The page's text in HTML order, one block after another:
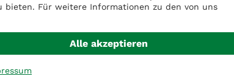
Scheibenwischer für
bieten. Für weitere Informationen zu den von uns
Alle akzeptieren